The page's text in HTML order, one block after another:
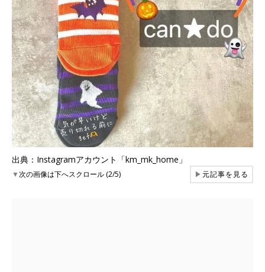
出典：Instagramアカウント「km_mk_home」
▼次の画像は下へスクロール (2/5) ▶元記事を見る